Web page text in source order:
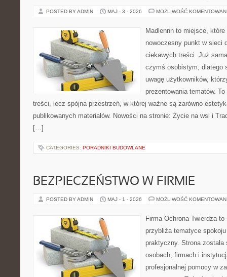
POSTED BY ADMIN MAJ - 3 - 2026 MOŻLIWOŚĆ
Madlennn to miejsce,
nowoczesny punkt w sieci
ciekawych treści. Już
czymś osobistym, dlatego
uwagę użytkowników,
prezentowania tematów.
treści, lecz spójna przestrzeń, w której ważne są zarówno
publikowanych materiałów. Nowości na stronie: Życie na wsi i
[…]
CATEGORIES: PORADNIKI BUDOWLANE
BEZPIECZEŃSTWO W FIRMIE
POSTED BY ADMIN MAJ - 1 - 2026 MOŻLIWOŚĆ
Firma Ochrona Twierdza
przybliża tematyce
praktyczny. Strona
osobach, firmach i
profesjonalnej pomocy w